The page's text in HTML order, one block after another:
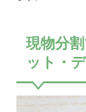
現物分
ット・